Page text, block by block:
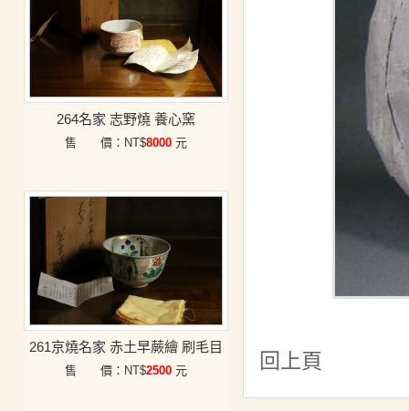
264名家 志野燒 養心窯
售 價：NT$8000 元
261京燒名家 赤土早蕨繪 刷毛目
售 價：NT$2500 元 回上頁